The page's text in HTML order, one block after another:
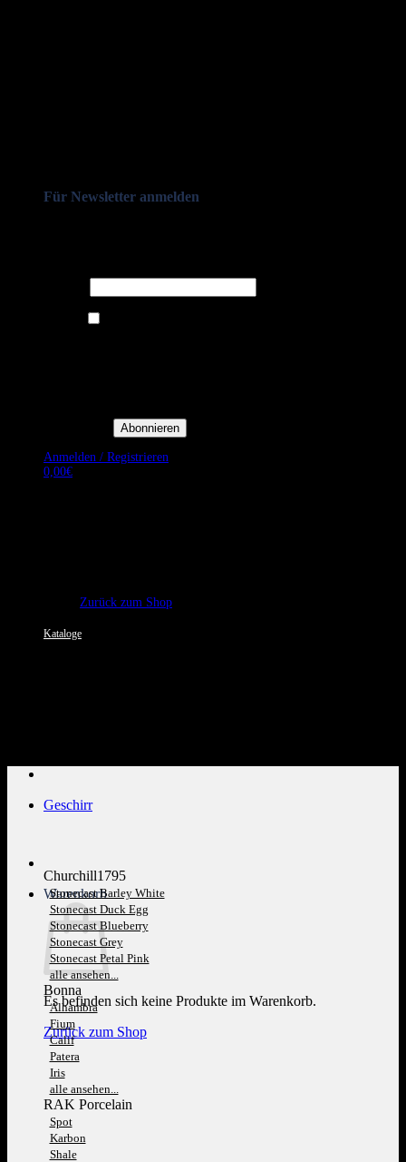
Für Newsletter anmelden
Anmelden / Registrieren
0,00€
Zurück zum Shop
Kataloge
Warenkorb
Es befinden sich keine Produkte im Warenkorb.
Zurück zum Shop
Geschirr
Churchill1795
Stonecast Barley White
Stonecast Duck Egg
Stonecast Blueberry
Stonecast Grey
Stonecast Petal Pink
alle ansehen...
Bonna
Alhambra
Fium
Calif
Patera
Iris
alle ansehen...
RAK Porcelain
Spot
Karbon
Shale